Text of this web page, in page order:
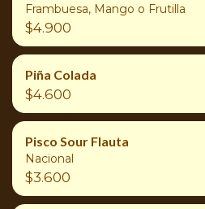
Frambuesa, Mango o Frutilla
$4.900
Piña Colada
$4.600
Pisco Sour Flauta
Nacional
$3.600